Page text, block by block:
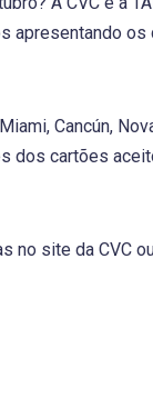
apresentando
Cancún,
dos cartões
no site da CVC